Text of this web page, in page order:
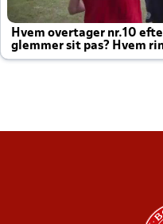
Hvem overtager nr.10
glemmer sit pas? Hvem
altid til efter kampe?